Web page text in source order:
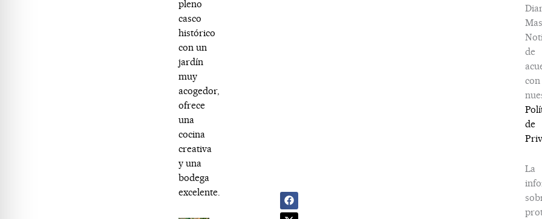
pleno
casco
histórico
con un
jardín
muy
acogedor,
ofrece
una
cocina
creativa
y una
bodega
excelente.
Mas
de
con
de
La